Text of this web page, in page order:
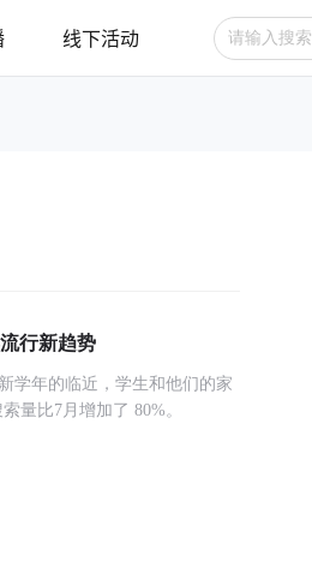
线下活动
行新趋势
学年的临近，学生和他们的家
量比7月增加了 80%。